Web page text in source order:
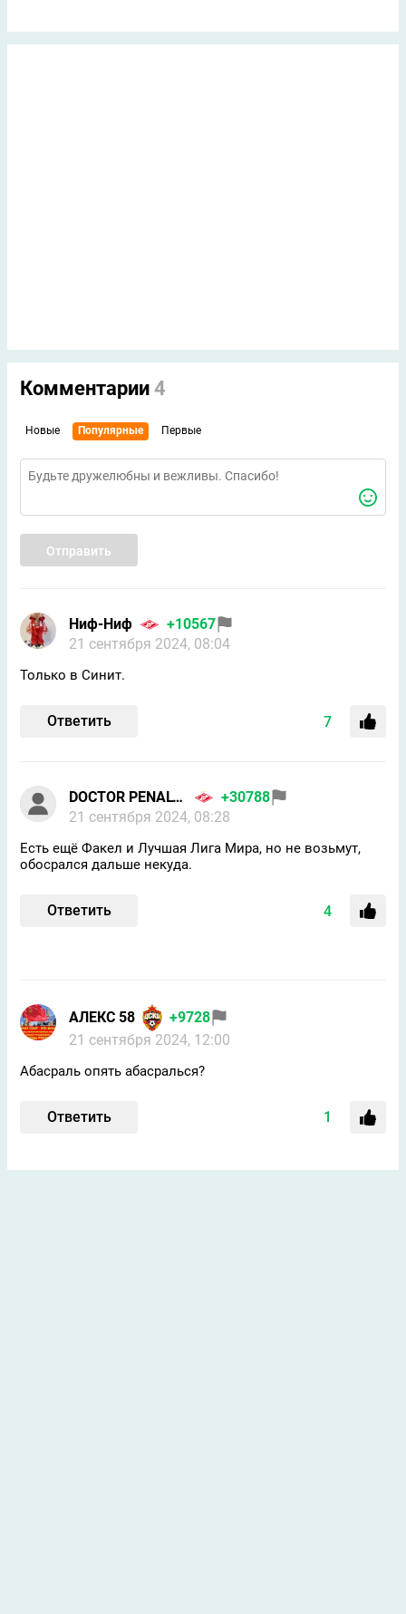
Комментарии 4
Новые Популярные Первые
Отправить
Ниф-Ниф
+10567
21 сентября 2024, 08:04
Только в Синит.
Ответить 7
DOCTOR PENALTY
+30788
21 сентября 2024, 08:28
Есть ещё Факел и Лучшая Лига Мира, но не возьмут,
обосрался дальше некуда.
Ответить 4
АЛЕКС 58
+9728
21 сентября 2024, 12:00
Абасраль опять абасралься?
Ответить 1